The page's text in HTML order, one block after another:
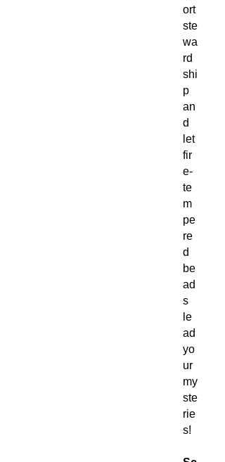
ort
ste
wa
rd
shi
p
an
d
let
fir
e-
te
m
pe
re
d
be
ad
s
le
ad
yo
ur
my
ste
rie
s!